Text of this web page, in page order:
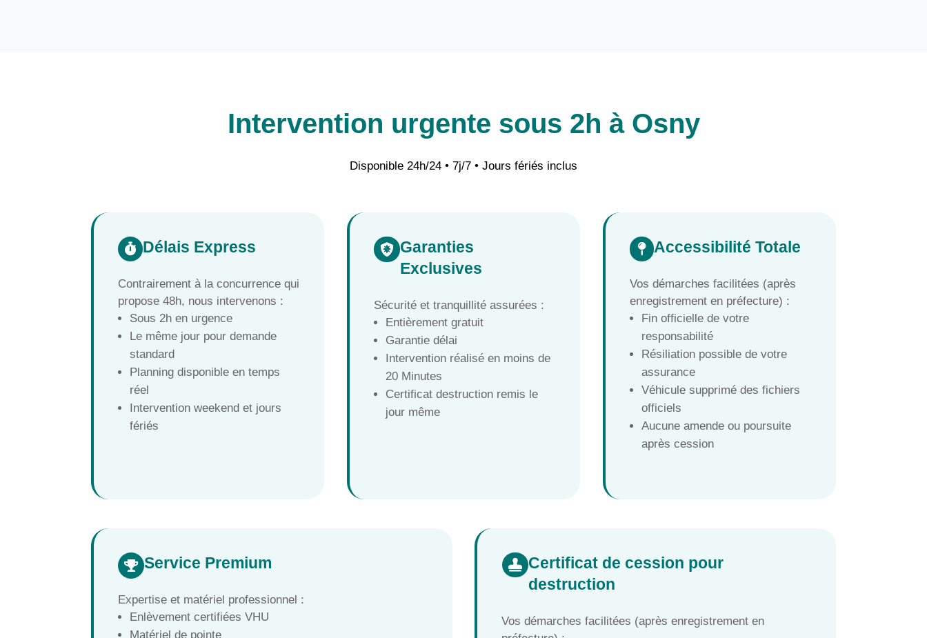
Intervention urgente sous 2h à Osny
Disponible 24h/24 • 7j/7 • Jours fériés inclus
 Délais Express
Contrairement à la concurrence qui
propose 48h, nous intervenons :
Sous 2h en urgence
Le même jour pour demande
standard
Planning disponible en temps
réel
Intervention weekend et jours
fériés
 Garanties
Exclusives
Sécurité et tranquillité assurées :
Entièrement gratuit
Garantie délai
Intervention réalisé en moins de
20 Minutes
Certificat destruction remis le
jour même
 Accessibilité Totale
Vos démarches facilitées (après
enregistrement en préfecture) :
Fin officielle de votre
responsabilité
Résiliation possible de votre
assurance
Véhicule supprimé des fichiers
officiels
Aucune amende ou poursuite
après cession
 Service Premium
Expertise et matériel professionnel :
Enlèvement certifiées VHU
Matériel de pointe
 Certificat de cession pour
destruction
Vos démarches facilitées (après enregistrement en